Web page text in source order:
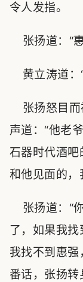
令人发指。
张扬道：“
黄立涛道：
张扬怒目而
声道：“他老
石器时代酒
和他见面的，
张扬道：“
了，如果我
我找不到惠强
番话，张扬转